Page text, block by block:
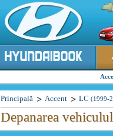
Principală Accent LC (1999-
Depanarea